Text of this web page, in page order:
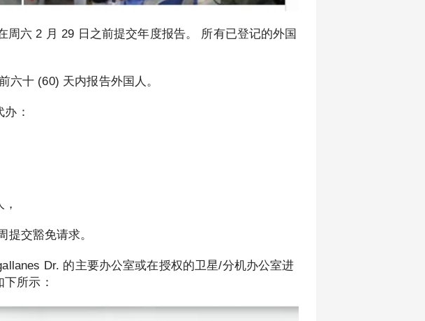
六 2 月 29 日之前提交年度报告。 所有已登记的外国
六十 (60) 天内报告外国人。
：
提交豁免请求。
Dr. 的主要办公室或在授权的卫星/分机办公室进
所示：